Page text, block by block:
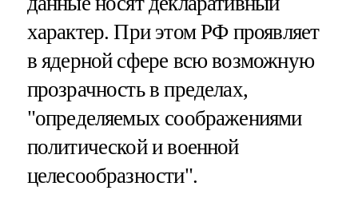
характер. При этом РФ проявляет
в ядерной сфере всю возможную
прозрачность в пределах,
"определяемых соображениями
политической и военной
целесообразности".